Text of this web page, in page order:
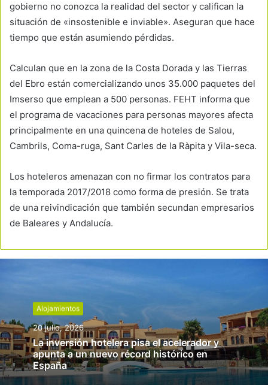
gobierno no conozca la realidad del sector y califican la
situación de «insostenible e inviable». Aseguran que hace
tiempo que están asumiendo pérdidas.
Calculan que en la zona de la Costa Dorada y las Tierras
del Ebro están comercializando unos 35.000 paquetes del
Imserso que emplean a 500 personas. FEHT informa que
el programa de vacaciones para personas mayores afecta
principalmente en una quincena de hoteles de Salou,
Cambrils, Coma-ruga, Sant Carles de la Ràpita y Vila-seca.
Los hoteleros amenazan con no firmar los contratos para
la temporada 2017/2018 como forma de presión. Se trata
de una reivindicación que también secundan empresarios
de Baleares y Andalucía.
Alojamientos
20 julio, 2026
La inversión hotelera pisa el acelerador y
apunta a un nuevo récord histórico en
España